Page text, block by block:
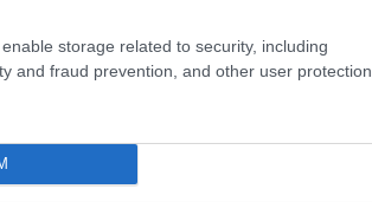
storage related to security, including
and fraud prevention, and other user protection.